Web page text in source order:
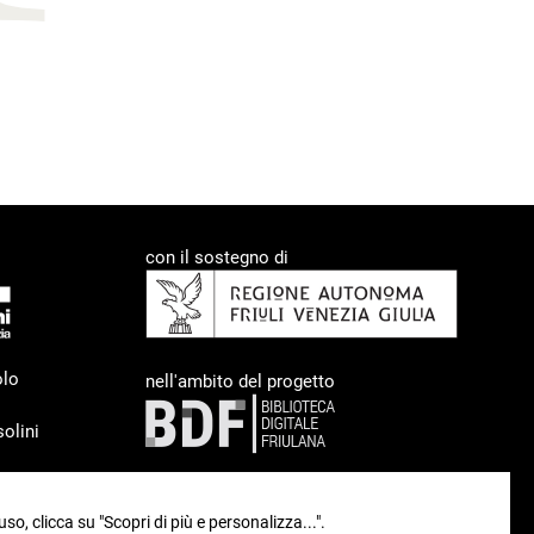
con il sostegno di
nell'ambito del progetto
clicca su "Scopri di più e personalizza...".